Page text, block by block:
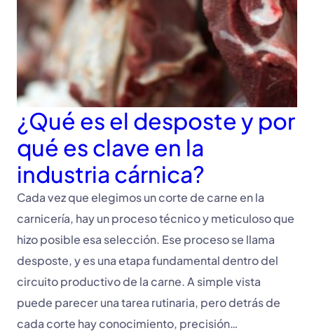
¿Qué es el desposte y por
qué es clave en la
industria cárnica?
Cada vez que elegimos un corte de carne en la
carnicería, hay un proceso técnico y meticuloso que
hizo posible esa selección. Ese proceso se llama
desposte, y es una etapa fundamental dentro del
circuito productivo de la carne. A simple vista
puede parecer una tarea rutinaria, pero detrás de
cada corte hay conocimiento, precisión…